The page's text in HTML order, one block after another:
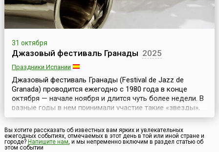
31 октября
Джазовый фестиваль Гранады 2025
Праздники Испании
Джазовый фестиваль Гранады (Festival de Jazz de
Granada) проводится ежегодно с 1980 года в конце
октября — начале ноября и длится чуть более недели. В
разные годы в нем принимали участие такие «звезды»,
как Майлз Дэвис, Оскар Питерсон, Чик Кориа, Херби
Хэнкок, Дайана Кролл и многие другие. Для многих
будущих знаменитостей выступление на фестивальной
сцене стало удачным стартом музыкальной карь...
Вы хотите рассказать об известных вам ярких и увлекательных
ежегодных событиях, отмечаемых в этот день в той или иной стране и
городе? Напишите нам, и мы непременно включим в раздел статью об
этом событии